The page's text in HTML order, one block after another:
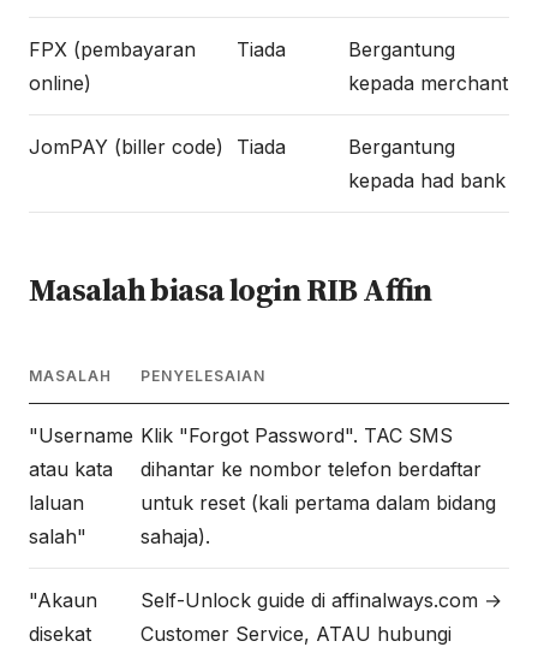
FPX (pembayaran
online)
Tiada
Bergantung
kepada merchant
JomPAY (biller code) Tiada
Bergantung
kepada had bank
Masalah biasa login RIB Affin
MASALAH PENYELESAIAN
"Username
atau kata
laluan
salah"
Klik "Forgot Password". TAC SMS
dihantar ke nombor telefon berdaftar
untuk reset (kali pertama dalam bidang
sahaja).
"Akaun
disekat
Self-Unlock guide di affinalways.com →
Customer Service, ATAU hubungi